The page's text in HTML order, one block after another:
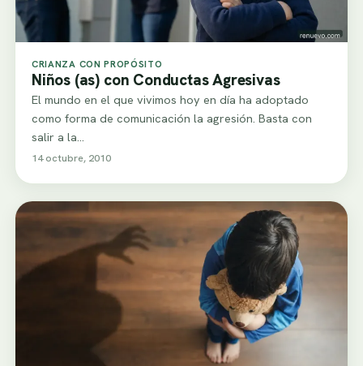
CRIANZA CON PROPÓSITO
Niños (as) con Conductas Agresivas
El mundo en el que vivimos hoy en día ha adoptado
como forma de comunicación la agresión. Basta con
salir a la…
14 octubre, 2010